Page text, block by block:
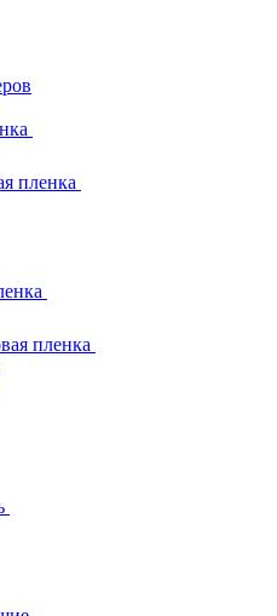
пленка
пленка